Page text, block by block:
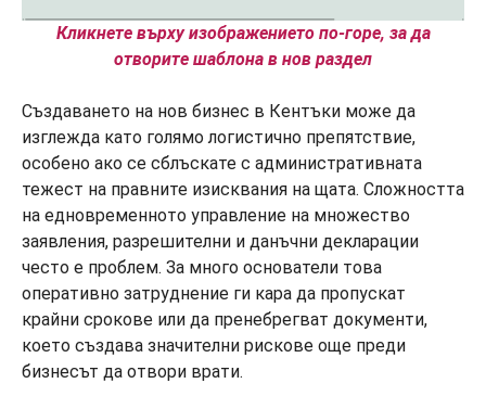
Кликнете върху изображението по-горе, за да
отворите шаблона в нов раздел
Създаването на нов бизнес в Кентъки може да
изглежда като голямо логистично препятствие,
особено ако се сблъскате с административната
тежест на правните изисквания на щата. Сложността
на едновременното управление на множество
заявления, разрешителни и данъчни декларации
често е проблем. За много основатели това
оперативно затруднение ги кара да пропускат
крайни срокове или да пренебрегват документи,
което създава значителни рискове още преди
бизнесът да отвори врати.